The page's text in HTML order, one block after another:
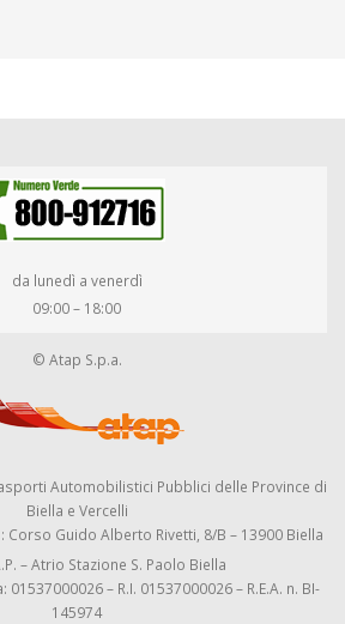
da lunedì a venerdì
09:00 – 18:00
© Atap S.p.a.
Automobilistici Pubblici delle Province di
Biella e Vercelli
Corso Guido Alberto Rivetti, 8/B – 13900 Biella
– Atrio Stazione S. Paolo Biella
– R.I. 01537000026 – R.E.A. n. BI-
145974